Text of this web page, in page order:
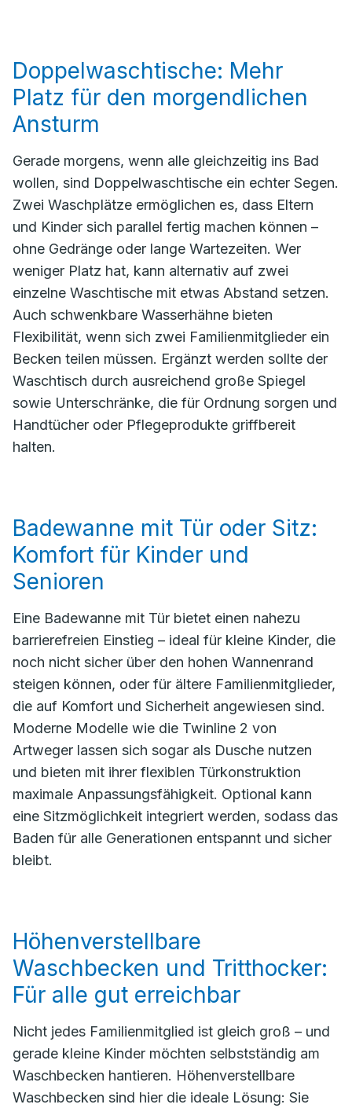
Doppelwaschtische: Mehr
Platz für den morgendlichen
Ansturm
Gerade morgens, wenn alle gleichzeitig ins Bad
wollen, sind Doppelwaschtische ein echter Segen.
Zwei Waschplätze ermöglichen es, dass Eltern
und Kinder sich parallel fertig machen können –
ohne Gedränge oder lange Wartezeiten. Wer
weniger Platz hat, kann alternativ auf zwei
einzelne Waschtische mit etwas Abstand setzen.
Auch schwenkbare Wasserhähne bieten
Flexibilität, wenn sich zwei Familienmitglieder ein
Becken teilen müssen. Ergänzt werden sollte der
Waschtisch durch ausreichend große Spiegel
sowie Unterschränke, die für Ordnung sorgen und
Handtücher oder Pflegeprodukte griffbereit
halten.
Badewanne mit Tür oder Sitz:
Komfort für Kinder und
Senioren
Eine Badewanne mit Tür bietet einen nahezu
barrierefreien Einstieg – ideal für kleine Kinder, die
noch nicht sicher über den hohen Wannenrand
steigen können, oder für ältere Familienmitglieder,
die auf Komfort und Sicherheit angewiesen sind.
Moderne Modelle wie die Twinline 2 von
Artweger lassen sich sogar als Dusche nutzen
und bieten mit ihrer flexiblen Türkonstruktion
maximale Anpassungsfähigkeit. Optional kann
eine Sitzmöglichkeit integriert werden, sodass das
Baden für alle Generationen entspannt und sicher
bleibt.
Höhenverstellbare
Waschbecken und Tritthocker:
Für alle gut erreichbar
Nicht jedes Familienmitglied ist gleich groß – und
gerade kleine Kinder möchten selbstständig am
Waschbecken hantieren. Höhenverstellbare
Waschbecken sind hier die ideale Lösung: Sie